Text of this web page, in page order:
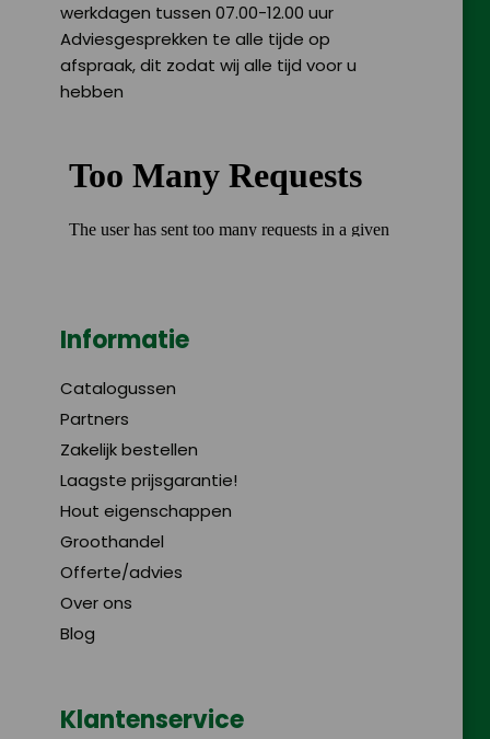
werkdagen tussen 07.00-12.00 uur
Adviesgesprekken te alle tijde op
afspraak, dit zodat wij alle tijd voor u
hebben
Informatie
Catalogussen
Partners
Zakelijk bestellen
Laagste prijsgarantie!
Hout eigenschappen
Groothandel
Offerte/advies
Over ons
Blog
Klantenservice